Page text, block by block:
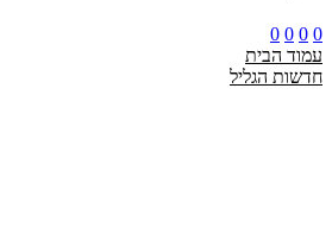
0
0
0
0
עמוד הבית
חדשות הגליל